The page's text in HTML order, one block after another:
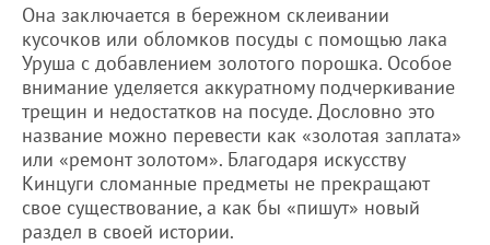
Она заключается в бережном склеивании
кусочков или обломков посуды с помощью лака
Уруша с добавлением золотого порошка. Особое
внимание уделяется аккуратному подчеркивание
трещин и недостатков на посуде. Дословно это
название можно перевести как «золотая заплата»
или «ремонт золотом». Благодаря искусству
Кинцуги сломанные предметы не прекращают
свое существование, а как бы «пишут» новый
раздел в своей истории.